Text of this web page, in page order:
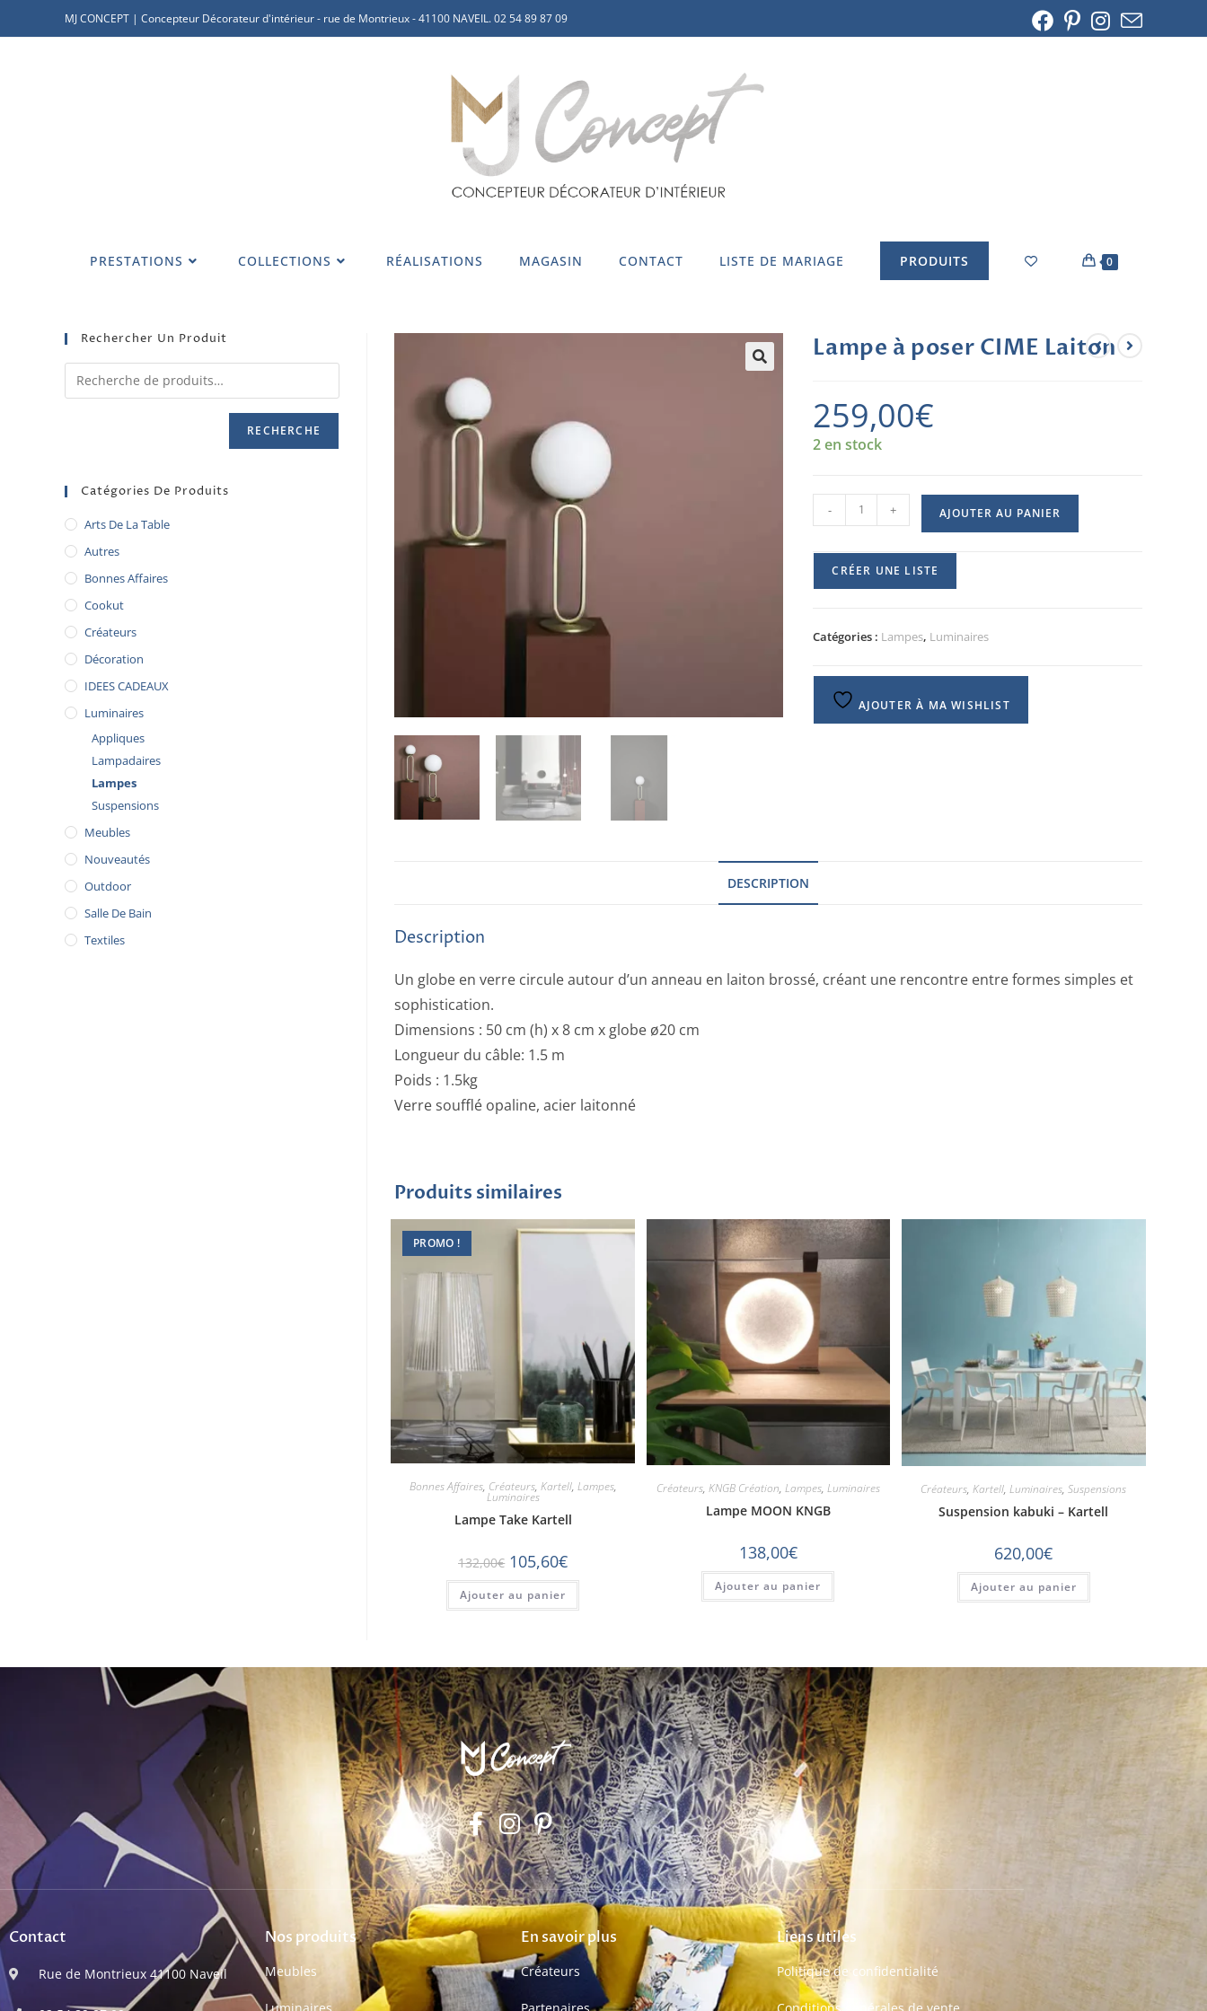
MJ CONCEPT | Concepteur Décorateur d'intérieur - rue de Montrieux - 41100 NAVEIL. 02 54 89 87 09
PRESTATIONS COLLECTIONS RÉALISATIONS MAGASIN CONTACT LISTE DE MARIAGE PRODUITS 0
Lampe à poser CIME Laiton
259,00€
2 en stock
- + AJOUTER AU PANIER
CRÉER UNE LISTE
Catégories : Lampes, Luminaires
AJOUTER À MA WISHLIST
DESCRIPTION
Description
Un globe en verre circule autour d’un anneau en laiton brossé, créant une rencontre entre formes simples et
sophistication.
Dimensions : 50 cm (h) x 8 cm x globe ø20 cm
Longueur du câble: 1.5 m
Poids : 1.5kg
Verre soufflé opaline, acier laitonné
Produits similaires
PROMO !
Bonnes Affaires, Créateurs, Kartell, Lampes,
Luminaires
Lampe Take Kartell
132,00€ 105,60€
Ajouter au panier
Créateurs, KNGB Création, Lampes, Luminaires
Lampe MOON KNGB
138,00€
Ajouter au panier
Créateurs,Kartell,Luminaires,Suspensions
Suspension kabuki – Kartell
620,00€
Ajouter au panier
Rechercher Un Produit
RECHERCHE
Catégories De Produits
Arts De La Table
Autres
Bonnes Affaires
Cookut
Créateurs
Décoration
IDEES CADEAUX
Luminaires
Appliques
Lampadaires
Lampes
Suspensions
Meubles
Nouveautés
Outdoor
Salle De Bain
Textiles
Contact
Rue de Montrieux 41100 Naveil
Nos produits
Meubles
En savoir plus
Créateurs
Liens utiles
Politique de confidentialité